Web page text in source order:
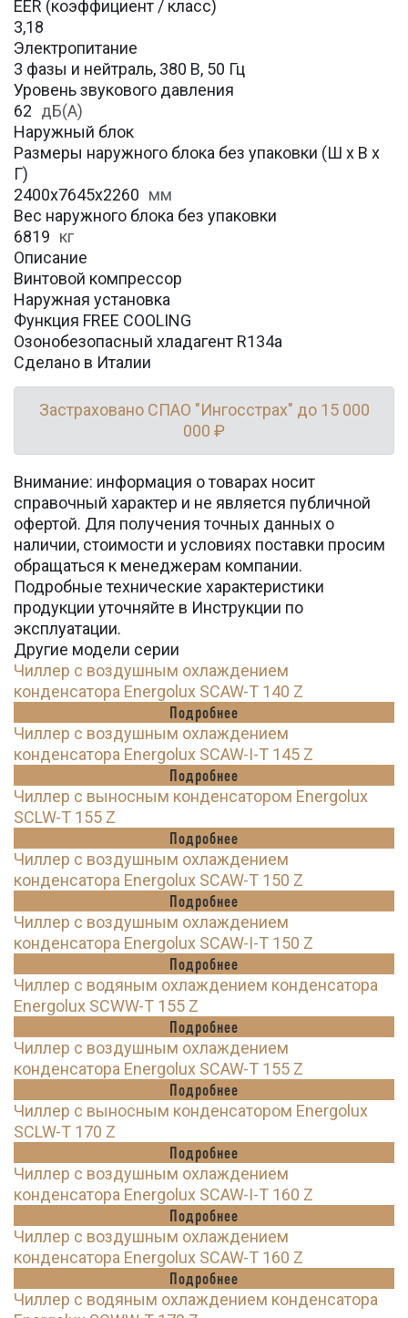
EER (коэффициент / класс)
3,18
Электропитание
3 фазы и нейтраль, 380 В, 50 Гц
Уровень звукового давления
62 дБ(А)
Наружный блок
Размеры наружного блока без упаковки (Ш х В х
Г)
2400x7645x2260 мм
Вес наружного блока без упаковки
6819 кг
Описание
Винтовой компрессор
Наружная установка
Функция FREE COOLING
Озонобезопасный хладагент R134a
Сделано в Италии
Застраховано СПАО "Ингосстрах" до 15 000
000 ₽
Внимание: информация о товарах носит
справочный характер и не является публичной
офертой. Для получения точных данных о
наличии, стоимости и условиях поставки просим
обращаться к менеджерам компании.
Подробные технические характеристики
продукции уточняйте в Инструкции по
эксплуатации.
Другие модели серии
Чиллер с воздушным охлаждением
конденсатора Energolux SCAW-T 140 Z
Подробнее
Чиллер с воздушным охлаждением
конденсатора Energolux SCAW-I-T 145 Z
Подробнее
Чиллер с выносным конденсатором Energolux
SCLW-T 155 Z
Подробнее
Чиллер с воздушным охлаждением
конденсатора Energolux SCAW-T 150 Z
Подробнее
Чиллер с воздушным охлаждением
конденсатора Energolux SCAW-I-T 150 Z
Подробнее
Чиллер с водяным охлаждением конденсатора
Energolux SCWW-T 155 Z
Подробнее
Чиллер с воздушным охлаждением
конденсатора Energolux SCAW-T 155 Z
Подробнее
Чиллер с выносным конденсатором Energolux
SCLW-T 170 Z
Подробнее
Чиллер с воздушным охлаждением
конденсатора Energolux SCAW-I-T 160 Z
Подробнее
Чиллер с воздушным охлаждением
конденсатора Energolux SCAW-T 160 Z
Подробнее
Чиллер с водяным охлаждением конденсатора